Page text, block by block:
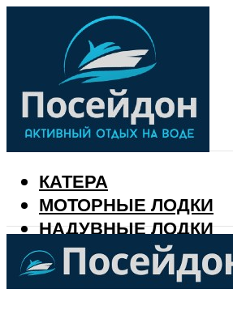
КАТЕРА
МОТОРНЫЕ ЛОДКИ
НАДУВНЫЕ ЛОДКИ
РЫБАЛКА
КАЛЕНДАРЬ РЫБАКА